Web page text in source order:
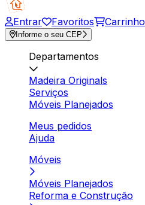
Entrar Favoritos Carrinho
Informe o seu CEP
Departamentos
Madeira Originals
Serviços
Móveis Planejados
Meus pedidos
Ajuda
Móveis
Móveis Planejados
Reforma e Construção